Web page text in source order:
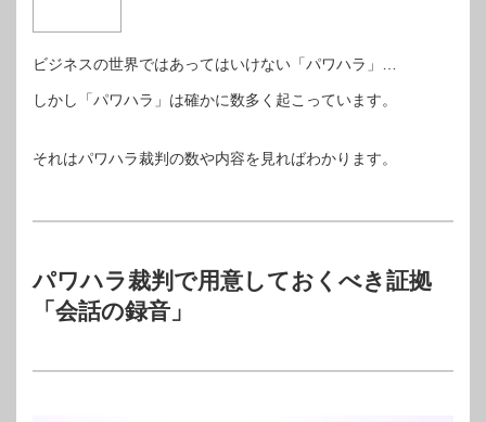
ビジネスの世界ではあってはいけない「パワハラ」…
しかし「パワハラ」は確かに数多く起こっています。
それはパワハラ裁判の数や内容を見ればわかります。
パワハラ裁判で用意しておくべき証拠
「会話の録音」